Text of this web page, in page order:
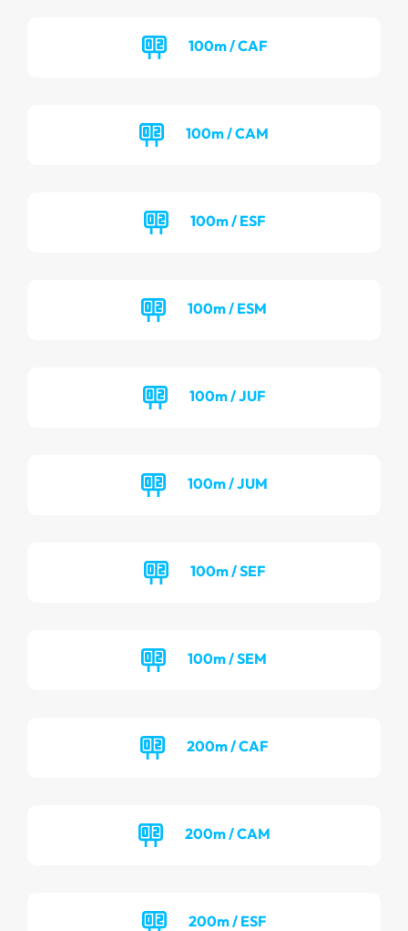
100m / CAF
100m / CAM
100m / ESF
100m / ESM
100m / JUF
100m / JUM
100m / SEF
100m / SEM
200m / CAF
200m / CAM
200m / ESF